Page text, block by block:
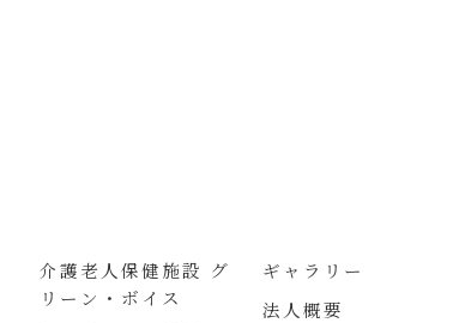
介護老人保健施設 グ
リーン・ボイス
ギャラリー
法人概要